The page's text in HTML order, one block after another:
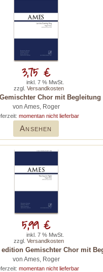
Chor mit
von Ames, Roger
momentan nicht lieferbar
Ansehen
3,75 €
inkl. 7 % MwSt.
zzgl. Versandkosten
Gemischter Chor mit
von Ames, Roger
momentan nicht lieferbar
5,99 €
inkl. 7 % MwSt.
zzgl. Versandkosten